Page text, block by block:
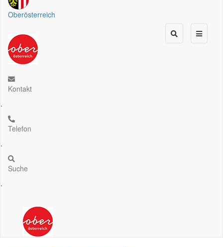
Oberösterreich
Kontakt
.
Telefon
.
Suche
.